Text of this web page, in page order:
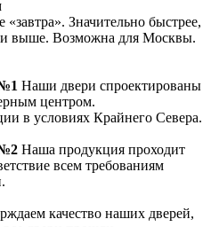
Значительно быстрее,
выше. Возможна для Москвы.
Наши двери спроектированы
центром.
в условиях Крайнего Севера.
Наша продукция проходит
всем требованиям
качество наших дверей,